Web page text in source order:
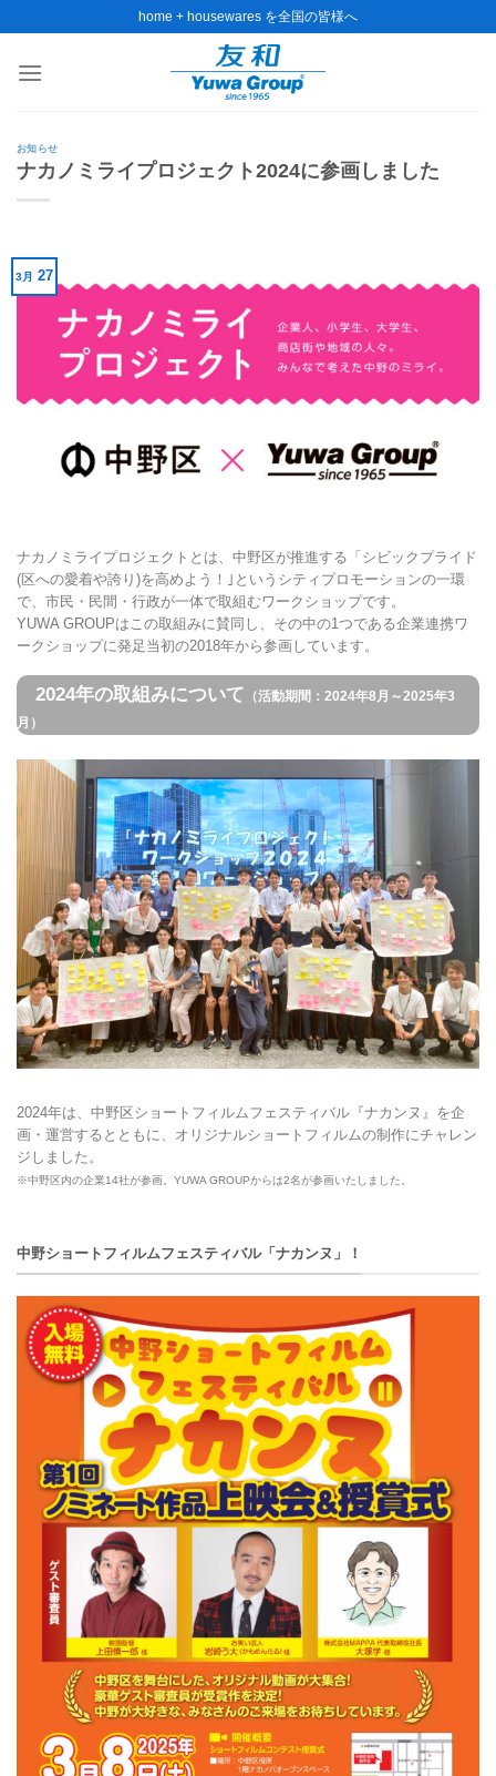
to
home + housewares を全国の皆様へ
お知らせ
ナカノミライプロジェクト2024に参画しました
3月 27
ナカノミライプロジェクトとは、中野区が推進する「シビックプライド
(区への愛着や誇り)を高めよう！｣というシティプロモーションの一環
で、市民・民間・行政が一体で取組むワークショップです。
YUWA GROUPはこの取組みに賛同し、その中の1つである企業連携ワ
ークショップに発足当初の2018年から参画しています。
2024年の取組みについて （活動期間：2024年8月～2025年3
月）
2024年は、中野区ショートフィルムフェスティバル『ナカンヌ』を企
画・運営するとともに、オリジナルショートフィルムの制作にチャレン
ジしました。
※中野区内の企業14社が参画。YUWA GROUPからは2名が参画いたしました。
中野ショートフィルムフェスティバル「ナカンヌ」！